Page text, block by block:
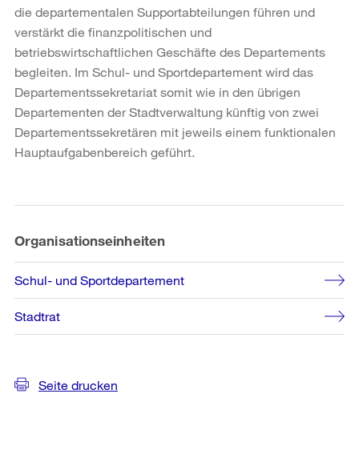
die departementalen Supportabteilungen führen und
verstärkt die finanzpolitischen und
betriebswirtschaftlichen Geschäfte des Departements
begleiten. Im Schul- und Sportdepartement wird das
Departementssekretariat somit wie in den übrigen
Departementen der Stadtverwaltung künftig von zwei
Departementssekretären mit jeweils einem funktionalen
Hauptaufgabenbereich geführt.
Organisationseinheiten
Schul- und Sportdepartement
Stadtrat
Seite drucken